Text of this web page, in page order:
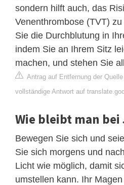
sondern hilft auch, das
Venenthrombose (TVT)
Sie die Durchblutung in
indem Sie an Ihrem Sitz
machen, und stehen Sie
Antrag auf Entfernung der Quelle
vollständige Antwort auf
Wie bleibt man bei
Bewegen Sie sich und
Sie sich morgens und
Licht wie möglich, damit
umstellen kann. Ihr